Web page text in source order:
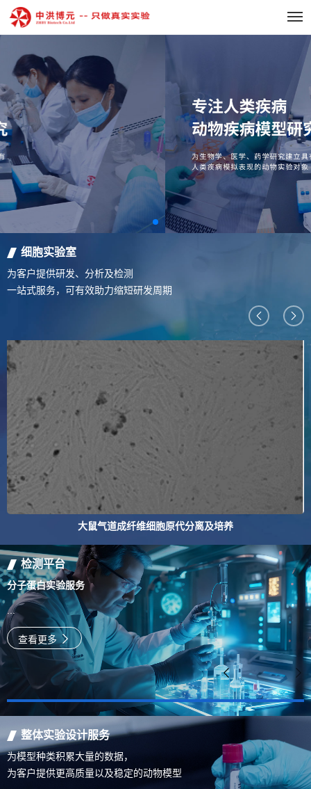
细胞实验室
为客户提供研发、分析及检测
一站式服务，可有效助力缩短研发周期
大鼠气道成纤维细胞原代分离及培养
检测平台
分子蛋白实验服务
...
查看更多
整体实验设计服务
为模型种类积累大量的数据，
为客户提供更高质量以及稳定的动物模型